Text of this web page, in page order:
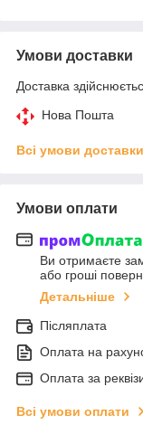
Умови доставки
Доставка
Нова Пошта
Всі умови доставки
Умови оплати
Ви отримаєте
або гроші
Детальніше
Післяплата
Оплата на
Оплата за
Всі умови оплати